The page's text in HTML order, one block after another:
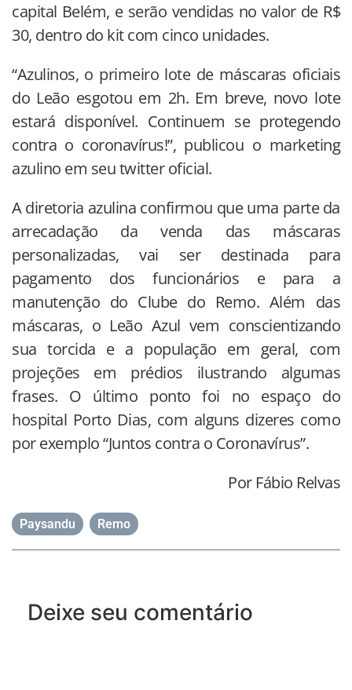
capital Belém, e serão vendidas no valor de R$
30, dentro do kit com cinco unidades.
“Azulinos, o primeiro lote de máscaras oficiais
do Leão esgotou em 2h. Em breve, novo lote
estará disponível. Continuem se protegendo
contra o coronavírus!”, publicou o marketing
azulino em seu twitter oficial.
A diretoria azulina confirmou que uma parte da
arrecadação da venda das máscaras
personalizadas, vai ser destinada para
pagamento dos funcionários e para a
manutenção do Clube do Remo. Além das
máscaras, o Leão Azul vem conscientizando
sua torcida e a população em geral, com
projeções em prédios ilustrando algumas
frases. O último ponto foi no espaço do
hospital Porto Dias, com alguns dizeres como
por exemplo “Juntos contra o Coronavírus”.
Por Fábio Relvas
Paysandu Remo
Deixe seu comentário